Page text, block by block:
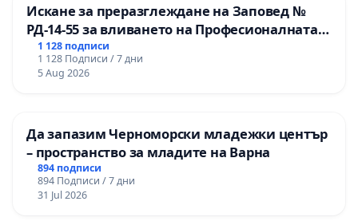
Искане за преразглеждане на Заповед №
РД-14-55 за вливането на Професионалната
гимназия по промишлени технологии в
Професионалната гимназия по икономика и
мениджмънт – гр. Пазарджик
1 128 подписи
1 128 Подписи / 7 дни
5 Aug 2026
Да запазим Черноморски младежки център
– пространство за младите на Варна
894 подписи
894 Подписи / 7 дни
31 Jul 2026